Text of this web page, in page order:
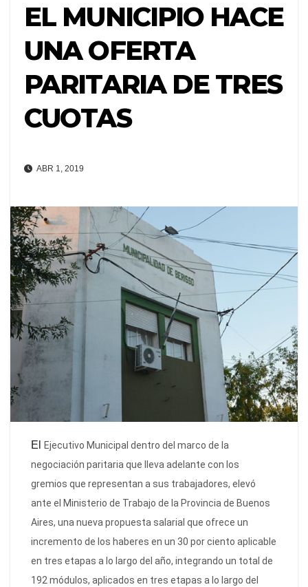
EL MUNICIPIO HACE
UNA OFERTA
PARITARIA DE TRES
CUOTAS
ABR 1, 2019
El
Ejecutivo Municipal dentro del marco de la
negociación paritaria que lleva adelante con los
gremios que representan a sus trabajadores, elevó
ante el Ministerio de Trabajo de la Provincia de Buenos
Aires, una nueva propuesta salarial que ofrece un
incremento de los haberes en un 30 por ciento aplicable
en tres etapas a lo largo del año, integrando un total de
192 módulos, aplicados en tres etapas a lo largo del